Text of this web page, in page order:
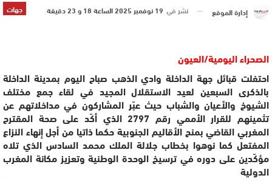
جهات إدارة الموقع نشر في 19 نوفمبر 2025 الساعة 18 و 23 دقيقة
الصحراء اليومية/العيون
احتفلت قبائل جهة الداخلة وادي الذهب صباح اليوم بمدينة الداخلة
بالذكرى السبعين لعيد الاستقلال المجيد في لقاء جمع مختلف
الشيوخ والأعيان والشباب حيث عبّر المشاركون في مداخلاتهم عن
تثمينهم للقرار الأممي رقم 2797 الذي أكّد على صحة المقترح
المغربي القاضي بمنح الأقاليم الجنوبية حكما ذاتيا من أجل إنهاء النزاع
المفتعل كما نوهوا بخطاب جلالة الملك محمد السادس الذي تلاه
مؤكّدين على دوره في ترسيخ الوحدة الوطنية وتعزيز مكانة المغرب
الدولية